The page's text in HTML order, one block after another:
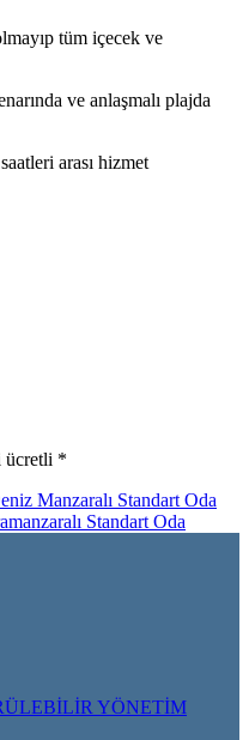
tüm içecek ve
ve anlaşmalı plajda
arası hizmet
ücretli *
Manzaralı Standart Oda
Standart Oda
YÖNETİM